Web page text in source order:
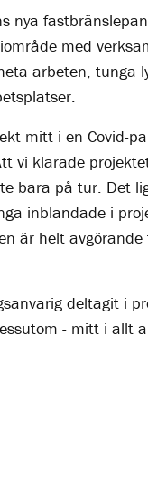
nya
med
arbeten, tunga
mitt i en Covid-
vi klarade
bara på tur. Det
inblandade i
är helt
deltagit i
- mitt i allt